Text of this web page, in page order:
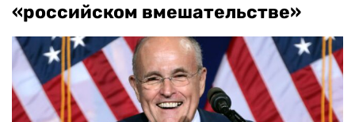
«российском вмешательстве»